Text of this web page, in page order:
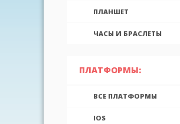
ПЛАНШЕТ
ЧАСЫ И БРАСЛЕТЫ
ПЛАТФОРМЫ:
ВСЕ ПЛАТФОРМЫ
IOS